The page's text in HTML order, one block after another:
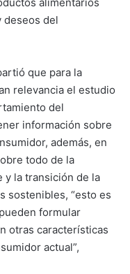
deseos del
que para la
relevancia el estudio
del
información sobre
además, en
todo de la
y la transición de la
sostenibles, “esto es
formular
otras características
actual”,